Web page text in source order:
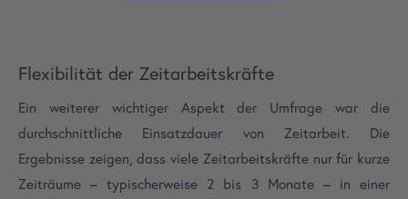
Flexibilität der Zeitarbeitskräfte
Ein weiterer wichtiger Aspekt der Umfrage war die
durchschnittliche Einsatzdauer von Zeitarbeit. Die
Ergebnisse zeigen, dass viele Zeitarbeitskräfte nur für kurze
Zeiträume – typischerweise 2 bis 3 Monate – in einer